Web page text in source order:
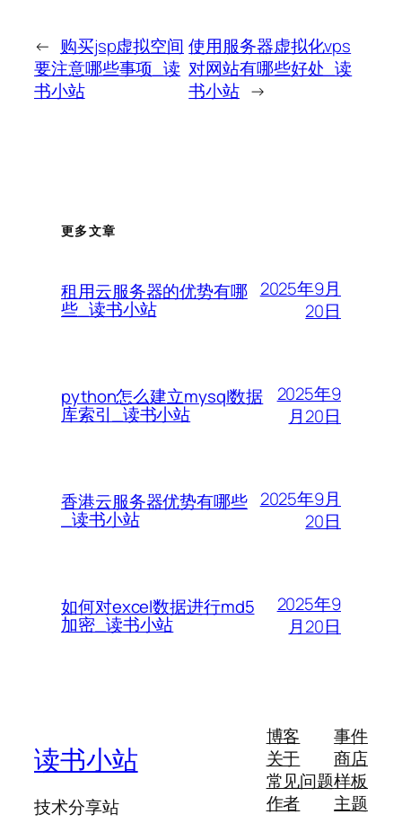
← 购买jsp虚拟空间
要注意哪些事项_读
书小站
使用服务器虚拟化vps
对网站有哪些好处_读
书小站 →
更多文章
租用云服务器的优势有哪
些_读书小站
2025年9月
20日
python怎么建立mysql数据
库索引_读书小站
2025年9
月20日
香港云服务器优势有哪些
_读书小站
2025年9月
20日
如何对excel数据进行md5
加密_读书小站
2025年9
月20日
读书小站
技术分享站
博客
关于
常见问题
作者
事件
商店
样板
主题